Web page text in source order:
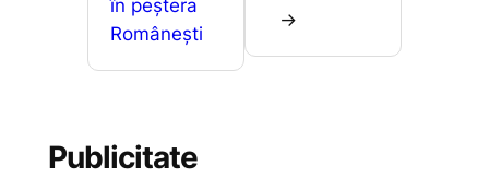
în peștera
Românești
→
Publicitate